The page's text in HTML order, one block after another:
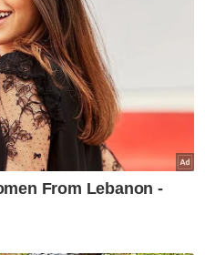
Menteri Besar
1999.
E-Mel setiap